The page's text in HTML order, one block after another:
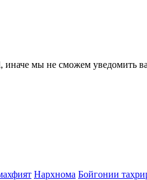
мы не сможем уведомить
Нархнома Бойгонии